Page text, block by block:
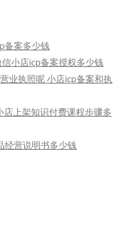
备案多少钱
小店icp备案授权多少钱
业执照呢 小店icp备案和执
上架知识付费课程步骤多
经营说明书多少钱